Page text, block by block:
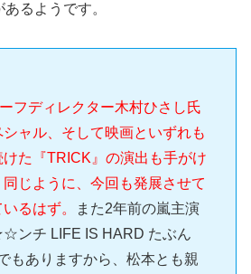
るようです。
フディレクター木村ひさし氏
ャル、そして映画といずれも
けた『TRICK』の演出も手がけ
じように、今回も発展させて
るはず。
また2年前の嵐主演
ンチ LIFE IS HARD たぶん
もありますから、松本とも親